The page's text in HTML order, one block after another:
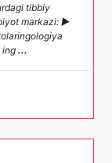
tibbiy
markazi: ►
...